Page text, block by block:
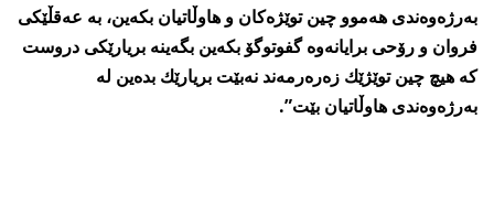
به‌رژه‌وه‌ندی هه‌موو چین توێژه‌كان و هاوڵاتیان بكه‌ین، به‌ عه‌قڵێكی
فروان و رۆحی برایانه‌وه‌ گفوتوگۆ بكه‌ین بگه‌ینه‌ بریارێكی دروست
كه‌ هیچ چین توێژێك زه‌ره‌رمه‌ند نه‌بێت بریارێك بده‌ین له‌
به‌رژه‌وه‌ندی هاوڵاتیان بێت”.